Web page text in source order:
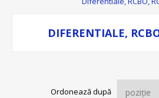
DIFERENTIALE,
Ordonează după